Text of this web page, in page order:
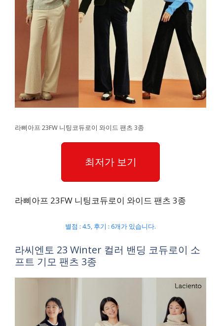
라삐아프 23FW 니팅코듀로이 와이드 팬츠 3종
최저가 보기
라삐아프 23FW 니팅코듀로이 와이드 팬츠 3종
별점 : 4.5, 후기 : 6개가 있습니다.
라씨엔토 23 Winter 컬러 밴딩 코듀로이 소
프트 기모 팬츠 3종